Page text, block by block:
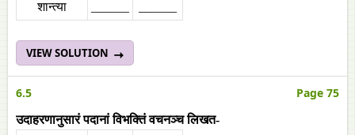
शान्त्या
VIEW SOLUTION
6.5 Page 75
उदाहरणानुसारं पदानां विभक्तिं वचनञ्च लिखत-